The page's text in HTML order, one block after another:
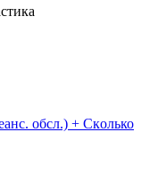
обсл.) + Скoлько